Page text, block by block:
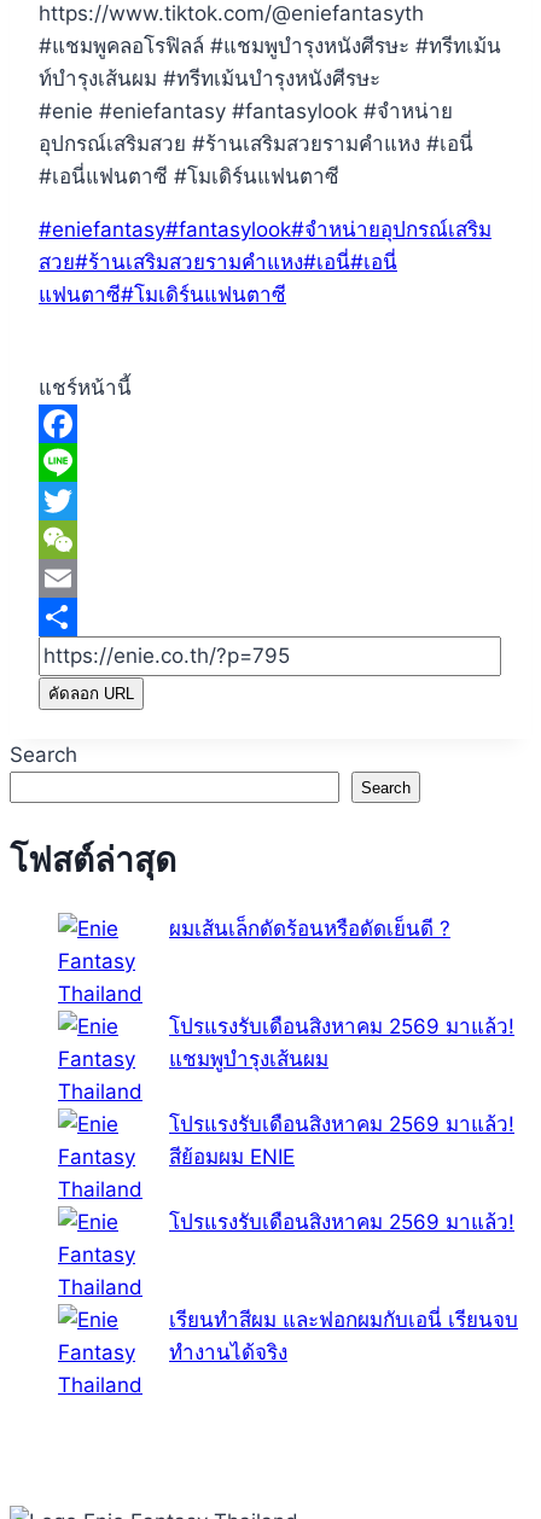
https://www.tiktok.com/@eniefantasyth
#แชมพูคลอโรฟิลล์ #แชมพูบำรุงหนังศีรษะ #ทรีทเม้น
ท์บำรุงเส้นผม #ทรีทเม้นบำรุงหนังศีรษะ
#enie #eniefantasy #fantasylook #จำหน่าย
อุปกรณ์เสริมสวย #ร้านเสริมสวยรามคำแหง #เอนี่
#เอนี่แฟนตาซี #โมเดิร์นแฟนตาซี
Post
Tags:
#eniefantasy#fantasylook#จำหน่ายอุปกรณ์เสริม
สวย#ร้านเสริมสวยรามคำแหง#เอนี่#เอนี่
แฟนตาซี#โมเดิร์นแฟนตาซี
แชร์หน้านี้
Facebook
Line
Twitter
WeChat
Email
Share
คัดลอก URL
Search
Search
โฟสต์ล่าสุด
ผมเส้นเล็กดัดร้อนหรือดัดเย็นดี ?
โปรแรงรับเดือนสิงหาคม 2569 มาแล้ว!
แชมพูบำรุงเส้นผม
โปรแรงรับเดือนสิงหาคม 2569 มาแล้ว!
สีย้อมผม ENIE
โปรแรงรับเดือนสิงหาคม 2569 มาแล้ว!
เรียนทำสีผม และฟอกผมกับเอนี่ เรียนจบ
ทำงานได้จริง